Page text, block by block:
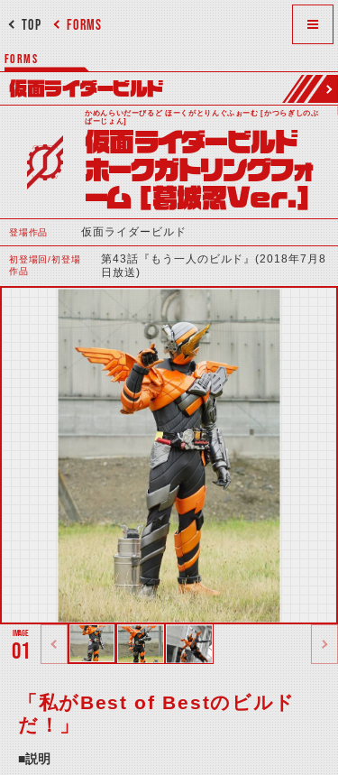
FORMS
TOP
FORMS
仮面ライダービルド
かめんらいだーびるど ほーくがとりんぐふぉーむ [かつらぎしのぶ
ばーじょん]
仮面ライダービルド
ホークガトリングフォ
ーム [葛城忍Ver.]
登場作品 仮面ライダービルド
初登場回/初登場
作品
第43話『もう一人のビルド』(2018年7月8
日放送)
01
「私がBest of Bestのビルド
だ！」
■説明